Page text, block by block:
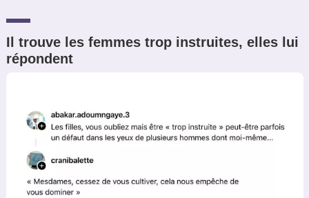
Il trouve les femmes trop instruites, elles lui
répondent